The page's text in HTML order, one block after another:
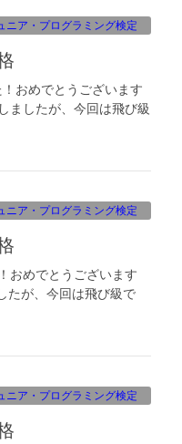
ニア・プログラミング検定
おめでとうございます
ましたが、今回は飛び級
ニア・プログラミング検定
おめでとうございます
たが、今回は飛び級で
ニア・プログラミング検定